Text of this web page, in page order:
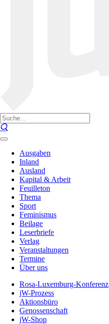
Ausgaben
Inland
Ausland
Kapital & Arbeit
Feuilleton
Thema
Sport
Feminismus
Beilage
Leserbriefe
Verlag
Veranstaltungen
Termine
Über uns
Rosa-Luxemburg-Konferenz
jW-Prozess
Aktionsbüro
Genossenschaft
jW-Shop